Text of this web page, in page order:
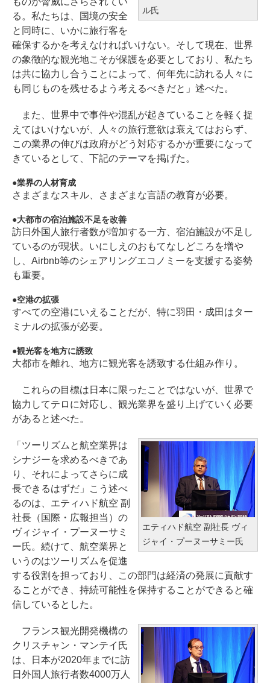
ル氏
る。私たちは、国境の安全
と同時に、いかに旅行客を
確保するかを考えなければいけない。そして現在、世界
の象徴的な観光地こそが保護を必要としており、私たち
は共に協力し合うことによって、何年先に訪れる人々に
も同じものを残せるよう考えるべきだと」述べた。
また、世界中で事件や混乱が起きていることを軽く捉
えてはいけないが、人々の旅行意欲は衰えてはおらず、
この業界の伸びは政府がどう対応するかが重要になって
きているとして、下記のテーマを掲げた。
業界の人材育成
さまざまなスキル、さまざまな言語の教育が必要。
大都市の宿泊施設不足を改善
訪日外国人旅行者数が増加する一方、宿泊施設が不足し
ているのが現状。いにしえのおもてなしどころを増や
し、Airbnb等のシェアリングエコノミーを支援する姿勢
も重要。
空港の拡張
すべての空港にいえることだが、特に羽田・成田はター
ミナルの拡張が必要。
観光客を地方に誘致
大都市を離れ、地方に観光客を誘致する仕組み作り。
これらの目標は日本に限ったことではないが、世界で
協力してテロに対応し、観光業界を盛り上げていく必要
があると述べた。
エティハド航空 副社長 ヴィ
ジャイ・プーヌーサミー氏
「ツーリズムと航空業界は
シナジーを求めるべきであ
り、それによってさらに成
長できるはずだ」こう述べ
るのは、エティハド航空 副
社長（国際・広報担当）の
ヴィジャイ・プーヌーサミ
ー氏。続けて、航空業界と
いうのはツーリズムを促進
する役割を担っており、この部門は経済の発展に貢献す
ることができ、持続可能性を保持することができると確
信しているとした。
フランス観光開発機構の
クリスチャン・マンテイ氏
は、日本が2020年までに訪
日外国人旅行者数4000万人